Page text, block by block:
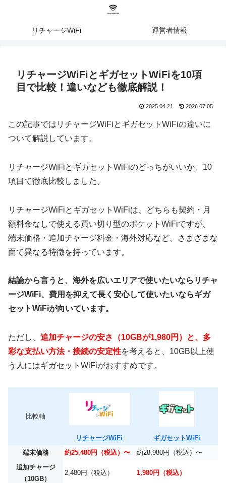
リチャージWiFi 運営者情報
リチャージWiFiとギガセットWiFiを10項
目で比較！違いなども徹底解説！
2025.04.21 2026.07.05
この記事ではリチャージWiFiとギガセットWiFiの違いに
ついて解説しています。
リチャージWiFiとギガセットWiFiのどっちがいいか、10
項目で徹底比較しました。
リチャージWiFiとギガセットWiFiは、どちらも契約・月
額料金なしで使える買い切り型のポケットWiFiですが、
端末価格・追加チャージ料金・海外対応など、さまざまな
面で異なる特徴を持っています。
結論から言うと、海外を広いエリアで使いたいならリチャ
ージWiFi、 費用を抑えて長く安心して使いたいならギガ
セットWiFiが向いています。
ただし、 追加チャージの安さ（10GBが1,980円）と、多
彩な支払い方法・接続の安定性を考えると、10GB以上使
う人にはギガセットWiFiがおすすめです。
比較軸
リチャージWiFi
ギガセットWiFi
端末価格
約25,480円（税込）〜
約28,980円（税込）〜
追加チャージ
（10GB）
2,480円（税込） 1,980円（税込）